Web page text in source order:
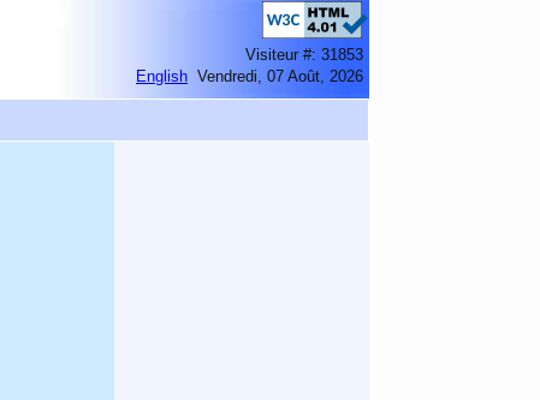
Visiteur #: 31853
English Vendredi, 07 Août, 2026